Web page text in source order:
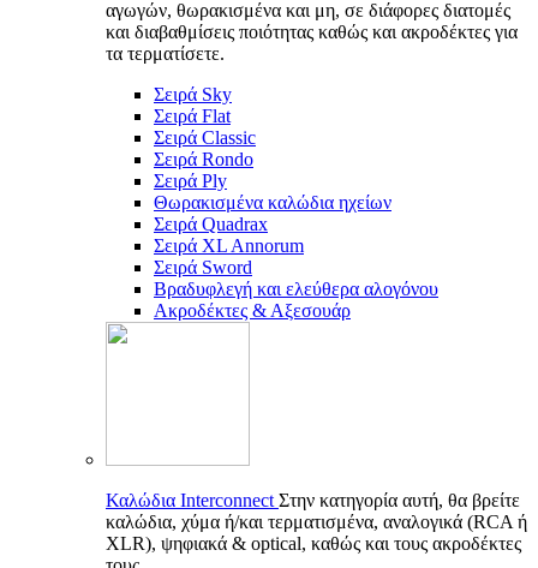
αγωγών, θωρακισμένα και μη, σε διάφορες διατομές
και διαβαθμίσεις ποιότητας καθώς και ακροδέκτες για
τα τερματίσετε.
Σειρά Sky
Σειρά Flat
Σειρά Classic
Σειρά Rondo
Σειρά Ply
Θωρακισμένα καλώδια ηχείων
Σειρά Quadrax
Σειρά XL Annorum
Σειρά Sword
Βραδυφλεγή και ελεύθερα αλογόνου
Ακροδέκτες & Αξεσουάρ
Καλώδια Interconnect Στην κατηγορία αυτή, θα βρείτε
καλώδια, χύμα ή/και τερματισμένα, αναλογικά (RCA ή
XLR), ψηφιακά & optical, καθώς και τους ακροδέκτες